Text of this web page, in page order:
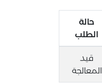
حالة
الطلب
قيد
المعالجة